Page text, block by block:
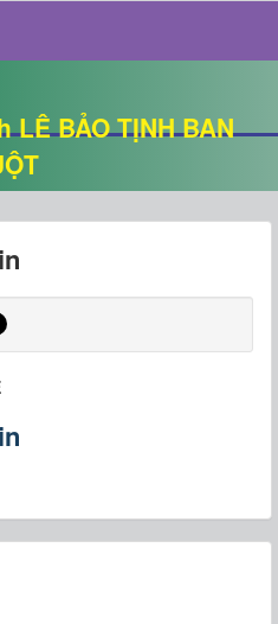
LÊ BẢO TỊNH BAN